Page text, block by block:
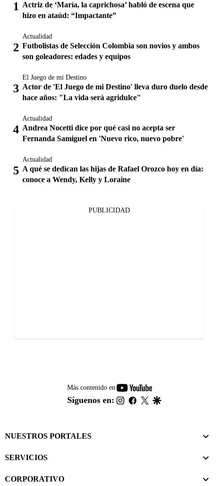
Actriz de ‘María, la caprichosa’ habló de escena que
hizo en ataúd: “Impactante”
Actualidad
Futbolistas de Selección Colombia son novios y ambos
son goleadores: edades y equipos
El Juego de mi Destino
Actor de 'El Juego de mi Destino' lleva duro duelo desde
hace años: "La vida será agridulce"
Actualidad
Andrea Nocetti dice por qué casi no acepta ser
Fernanda Samiguel en 'Nuevo rico, nuevo pobre'
Actualidad
A qué se dedican las hijas de Rafael Orozco hoy en día:
conoce a Wendy, Kelly y Loraine
PUBLICIDAD
Más contenido en
youtube-
footer
Síguenos en: instagram
facebook
twitter
NUESTROS PORTALES
SERVICIOS
CORPORATIVO